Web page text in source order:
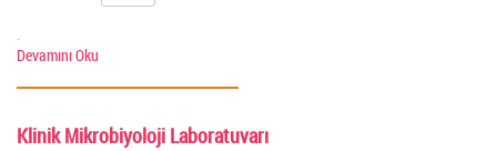
Devamını Oku
Klinik Mikrobiyoloji Laboratuvarı